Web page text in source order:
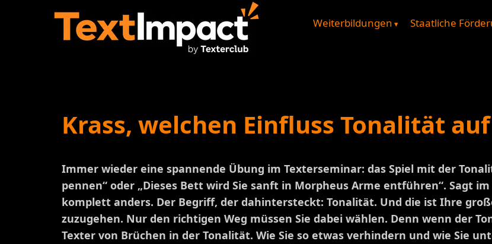
Weiterbildungen Staatliche
Krass, welchen Einfluss Tonalität
Immer wieder eine spannende Übung im Texterseminar: das Spiel mit der
pennen“ oder „Dieses Bett wird Sie sanft in Morpheus Arme entführen“. Sagt
komplett anders. Der Begriff, der dahintersteckt: Tonalität. Und die ist Ihre
zuzugehen. Nur den richtigen Weg müssen Sie dabei wählen. Denn wenn der
Texter von Brüchen in der Tonalität. Wie Sie so etwas verhindern und wie Sie